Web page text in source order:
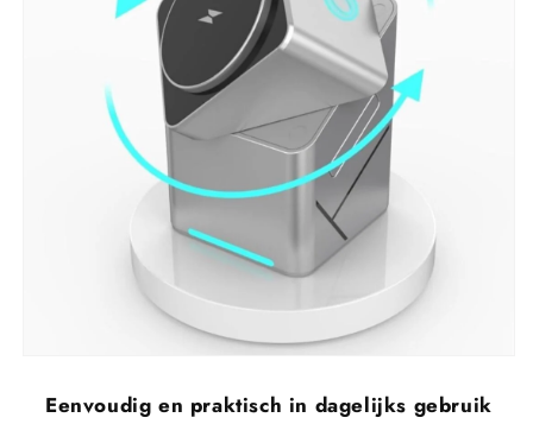
Eenvoudig en praktisch in dagelijks gebruik